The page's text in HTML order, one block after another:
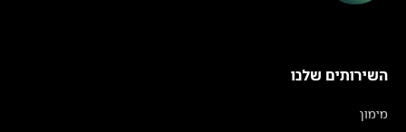
השירותים שלנו
מימון